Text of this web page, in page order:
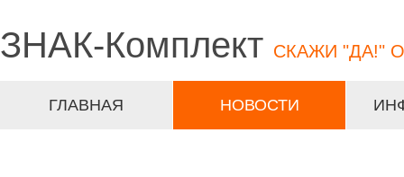
ЗНАК-Комплект СКАЖИ "ДА!"
ГЛАВНАЯ НОВОСТИ